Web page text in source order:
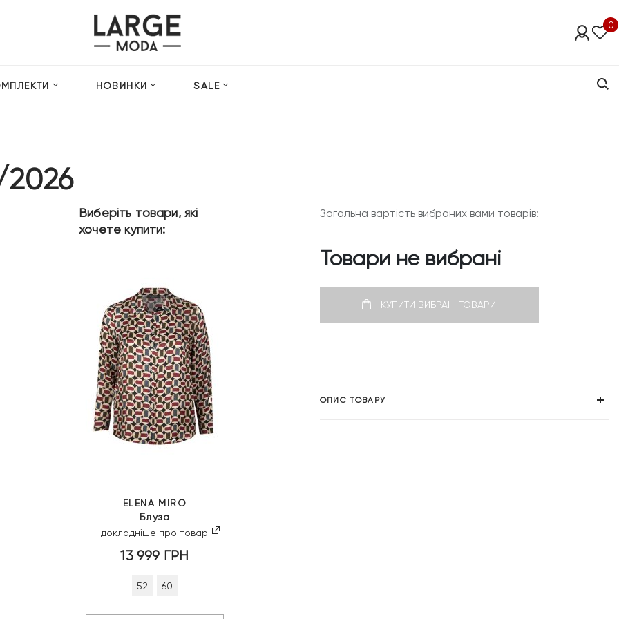
0
НОВИНКИ SALE
2026
Виберіть товари, які
хочете купити:
ELENA MIRO
Блуза
докладніше про товар
13 999 ГРН
52 60
Загальна вартість вибраних вами товарів:
Товари не вибрані
КУПИТИ ВИБРАНІ ТОВАРИ
ОПИС ТОВАРУ